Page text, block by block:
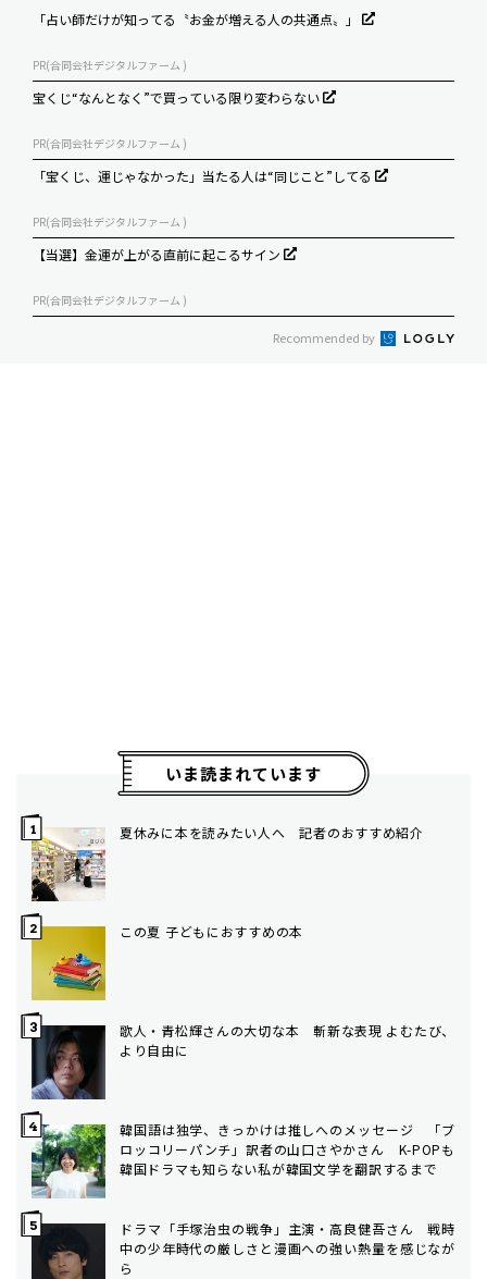
「占い師だけが知ってる〝お金が増える人の共通点〟」
PR(合同会社デジタルファーム )
宝くじ“なんとなく”で買っている限り変わらない
PR(合同会社デジタルファーム )
「宝くじ、運じゃなかった」当たる人は“同じこと”してる
PR(合同会社デジタルファーム )
【当選】金運が上がる直前に起こるサイン
PR(合同会社デジタルファーム )
Recommended by
いま読まれています
夏休みに本を読みたい人へ 記者のおすすめ紹介
この夏 子どもにおすすめの本
歌人・青松輝さんの大切な本 斬新な表現 よむたび、
より自由に
韓国語は独学、きっかけは推しへのメッセージ 「ブ
ロッコリーパンチ」訳者の山口さやかさん K-POPも
韓国ドラマも知らない私が韓国文学を翻訳するまで
ドラマ「手塚治虫の戦争」主演・高良健吾さん 戦時
中の少年時代の厳しさと漫画への強い熱量を感じなが
ら